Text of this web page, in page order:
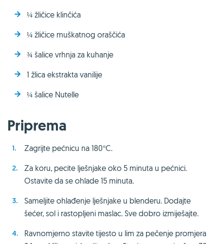
¼ žličice klinčića
¼ žličice muškatnog oraščića
¾ šalice vrhnja za kuhanje
1 žlica ekstrakta vanilije
¼ šalice Nutelle
Priprema
Zagrijte pećnicu na 180°C.
Za koru, pecite lješnjake oko 5 minuta u pećnici.
Ostavite da se ohlade 15 minuta.
Sameljite ohlađenje lješnjake u blenderu. Dodajte
šećer, sol i rastopljeni maslac. Sve dobro izmiješajte.
Ravnomjerno stavite tijesto u lim za pečenje promjera